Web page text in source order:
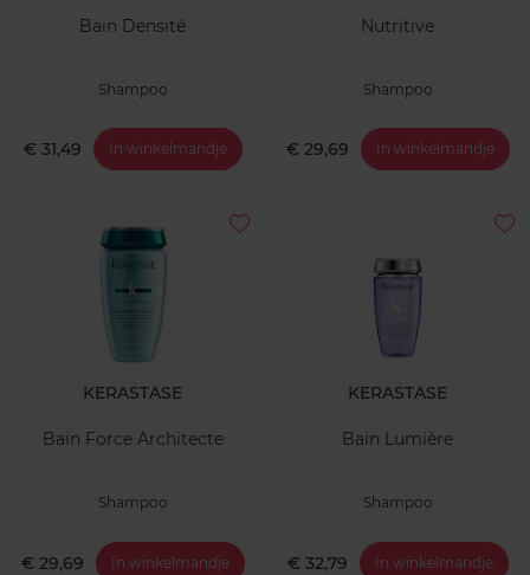
Bain Densité
Shampoo
€ 31,49 In winkelmandje
Nutritive
Shampoo
€ 29,69 In winkelmandje
KERASTASE
Bain Force Architecte
Shampoo
€ 29,69 In winkelmandje
KERASTASE
Bain Lumière
Shampoo
€ 32,79 In winkelmandje